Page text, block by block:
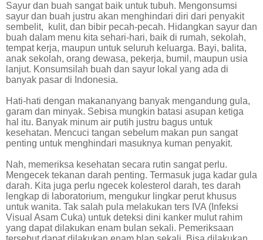
Sayur dan buah sangat baik untuk tubuh. Mengonsumsi
sayur dan buah justru akan menghindari diri dari penyakit
sembelit,
kulit, dan bibir pecah-pecah. Hidangkan sayur dan
buah dalam menu kita sehari-hari, baik di rumah, sekolah,
tempat kerja, maupun untuk seluruh keluarga. Bayi, balita,
anak sekolah, orang dewasa, pekerja, bumil, maupun usia
lanjut. Konsumsilah buah dan sayur lokal yang ada di
banyak pasar di Indonesia.
Hati-hati dengan makananyang banyak mengandung gula,
garam dan minyak. Sebisa mungkin batasi asupan ketiga
hal itu. Banyak minum air putih justru bagus untuk
kesehatan. Mencuci tangan sebelum makan pun sangat
penting untuk menghindari masuknya kuman penyakit.
Nah, memeriksa kesehatan secara rutin sangat perlu.
Mengecek tekanan darah penting. Termasuk juga kadar gula
darah. Kita juga perlu ngecek kolesterol darah, tes darah
lengkap di laboratorium, mengukur lingkar perut khusus
untuk wanita. Tak salah pula melakukan ters IVA (Infeksi
Visual Asam Cuka) untuk deteksi dini kanker mulut rahim
yang dapat dilakukan enam bulan sekali. Pemeriksaan